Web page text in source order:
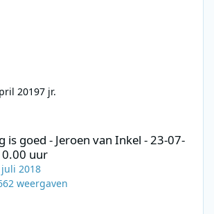
20197 jr.
is goed - Jeroen van Inkel - 23-07-
uur
2018
weergaven